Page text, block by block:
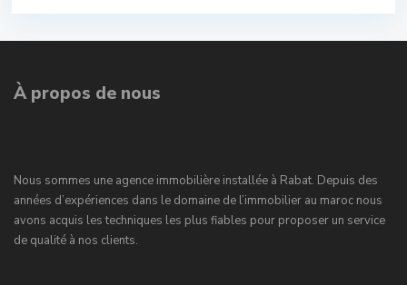
À propos de nous
Nous sommes une agence immobilière installée à Rabat. Depuis des
années d’expériences dans le domaine de l’immobilier au maroc nous
avons acquis les techniques les plus fiables pour proposer un service
de qualité à nos clients.